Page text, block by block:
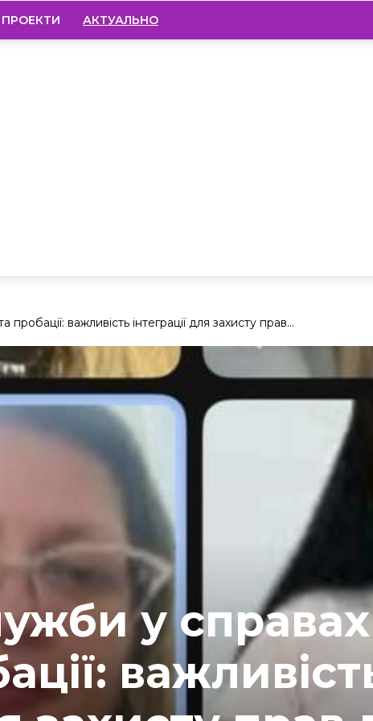
АКТУАЛЬНО
важливість інтеграції для захисту прав...
у справах